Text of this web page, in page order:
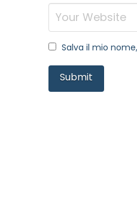
Salva il mio